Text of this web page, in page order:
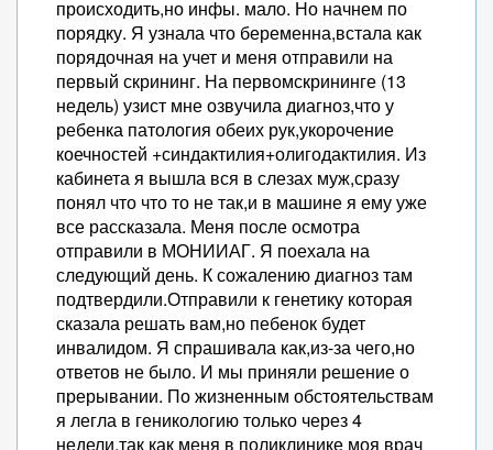
происходить,но инфы. мало. Но начнем по
порядку. Я узнала что беременна,встала как
порядочная на учет и меня отправили на
первый скрининг. На первомскрининге (13
недель) узист мне озвучила диагноз,что у
ребенка патология обеих рук,укорочение
коечностей +синдактилия+олигодактилия. Из
кабинета я вышла вся в слезах муж,сразу
понял что что то не так,и в машине я ему уже
все рассказала. Меня после осмотра
отправили в МОНИИАГ. Я поехала на
следующий день. К сожалению диагноз там
подтвердили.Отправили к генетику которая
сказала решать вам,но пебенок будет
инвалидом. Я спрашивала как,из-за чего,но
ответов не было. И мы приняли решение о
прерывании. По жизненным обстоятельствам
я легла в геникологию только через 4
недели,так как меня в поликлинике моя врач